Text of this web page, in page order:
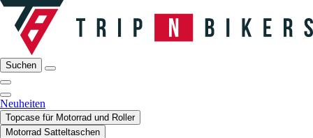
Suchen
Neuheiten
Topcase für Motorrad und Roller
Motorrad Satteltaschen